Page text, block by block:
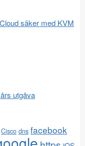
säker med KVM
utgåva
Cisco dns facebook